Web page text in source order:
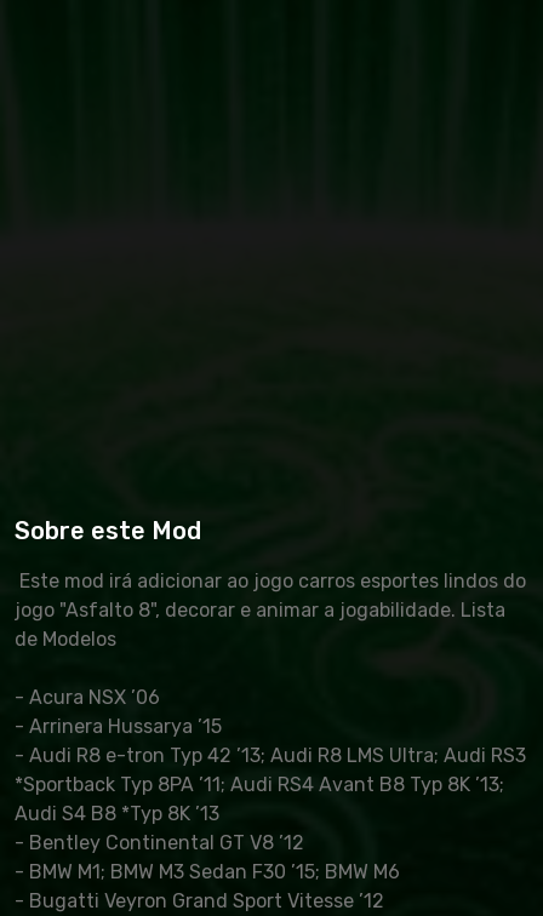
Sobre este Mod
Este mod irá adicionar ao jogo carros esportes lindos do
jogo "Asfalto 8", decorar e animar a jogabilidade. Lista
de Modelos
- Acura NSX ’06
- Arrinera Hussarya ’15
- Audi R8 e-tron Typ 42 ’13; Audi R8 LMS Ultra; Audi RS3
*Sportback Typ 8PA ’11; Audi RS4 Avant B8 Typ 8K ’13;
Audi S4 B8 *Typ 8K ’13
- Bentley Continental GT V8 ’12
- BMW M1; BMW M3 Sedan F30 ’15; BMW M6
- Bugatti Veyron Grand Sport Vitesse ’12